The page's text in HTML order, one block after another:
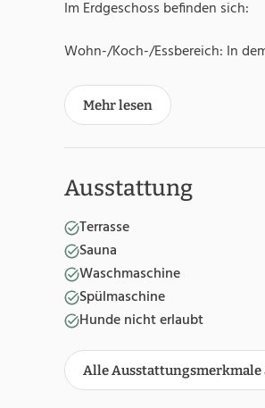
Im Erdgeschoss befinden sich:
Wohn-/Koch-/Essbereich: In
Mehr lesen
Ausstattung
Terrasse
Sauna
Waschmaschine
Spülmaschine
Hunde nicht erlaubt
Alle Ausstattungsmerkmale